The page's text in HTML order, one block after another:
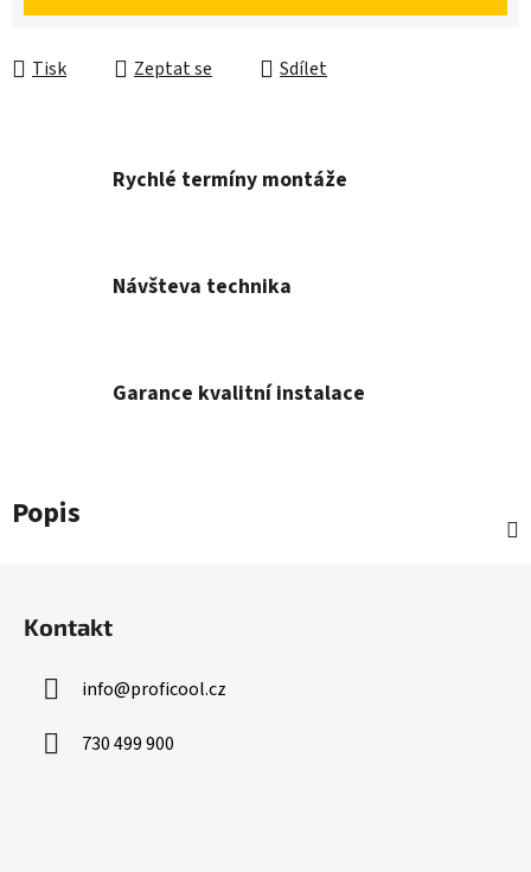
Tisk Zeptat se Sdílet
Rychlé termíny montáže
Návšteva technika
Garance kvalitní instalace
Popis
Kontakt
info@proficool.cz
730 499 900